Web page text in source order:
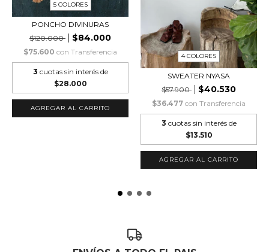
5 COLORES
PONCHO DIVINURAS
$120.000
$84.000
$75.600 con Transferencia
3 cuotas sin interés de
$28.000
AGREGAR AL CARRITO
4 COLORES
SWEATER NYASA
$57.900
$40.530
$36.477 con Transferencia
3 cuotas sin interés de
$13.510
AGREGAR AL CARRITO